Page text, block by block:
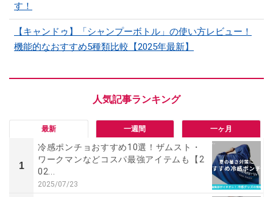
す！
【キャンドゥ】「シャンプーボトル」の使い方レビュー！
機能的なおすすめ5種類比較【2025年最新】
最新 一週間 一ヶ月
1
冷感ポンチョおすすめ10選！ザムスト・
ワークマンなどコスパ最強アイテムも【2
02...
2025/07/23